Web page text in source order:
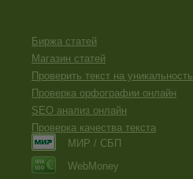
Биржа статей
Магазин статей
Проверить текст на уникальность
Проверка орфографии онлайн
SEO анализ онлайн
Проверка качества текста
МИР / СБП
WebMoney